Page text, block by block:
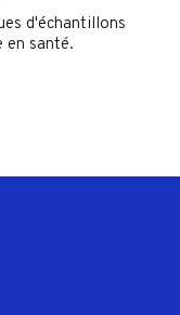
d'échantillons
en santé.